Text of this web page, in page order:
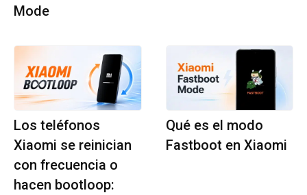
Mode
Los teléfonos
Xiaomi se reinician
con frecuencia o
hacen bootloop:
Qué es el modo
Fastboot en Xiaomi